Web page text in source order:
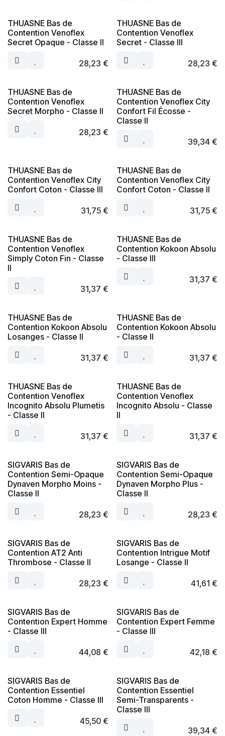
THUASNE Bas de
Contention Venoflex
Secret Opaque - Classe II
28,23 €
THUASNE Bas de
Contention Venoflex
Secret - Classe III
28,23 €
THUASNE Bas de
Contention Venoflex
Secret Morpho - Classe II
28,23 €
THUASNE Bas de
Contention Venoflex City
Confort Fil Écosse -
Classe II
39,34 €
THUASNE Bas de
Contention Venoflex City
Confort Coton - Classe III
31,75€
THUASNE Bas de
Contention Venoflex City
Confort Coton - Classe II
31,75€
THUASNE Bas de
Contention Venoflex
Simply Coton Fin - Classe
II
31,37 €
THUASNE Bas de
Contention Kokoon Absolu
- Classe III
31,37 €
THUASNE Bas de
Contention Kokoon Absolu
Losanges - Classe II
31,37 €
THUASNE Bas de
Contention Kokoon Absolu
- Classe II
31,37 €
THUASNE Bas de
Contention Venoflex
Incognito Absolu Plumetis
- Classe II
31,37 €
THUASNE Bas de
Contention Venoflex
Incognito Absolu - Classe
II
31,37 €
SIGVARIS Bas de
Contention Semi-Opaque
Dynaven Morpho Moins -
Classe II
28,23 €
SIGVARIS Bas de
Contention Semi-Opaque
Dynaven Morpho Plus -
Classe II
28,23 €
SIGVARIS Bas de
Contention AT2 Anti
Thrombose - Classe II
28,23 €
SIGVARIS Bas de
Contention Intrigue Motif
Losange - Classe II
41,61 €
SIGVARIS Bas de
Contention Expert Homme
- Classe III
44,08 €
SIGVARIS Bas de
Contention Expert Femme
- Classe III
42,18 €
SIGVARIS Bas de
Contention Essentiel
Coton Homme - Classe III
45,50€
SIGVARIS Bas de
Contention Essentiel
Semi-Transparents -
Classe III
39,34 €